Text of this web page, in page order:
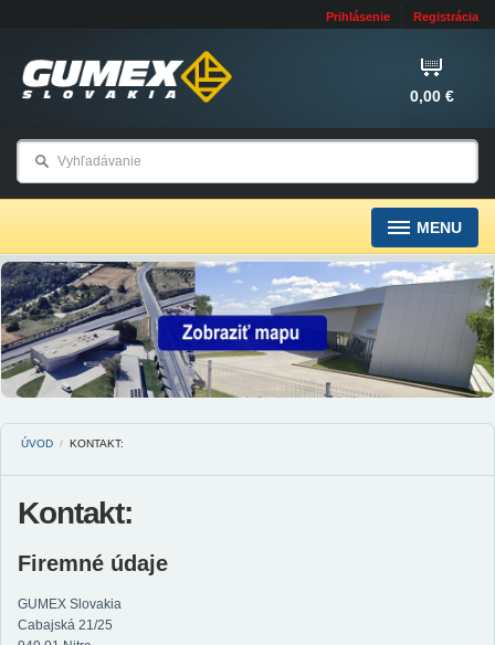
Prihlásenie Registrácia
0,00 €
MENU
ÚVOD / KONTAKT:
Kontakt:
Firemné údaje
GUMEX Slovakia
Cabajská 21/25